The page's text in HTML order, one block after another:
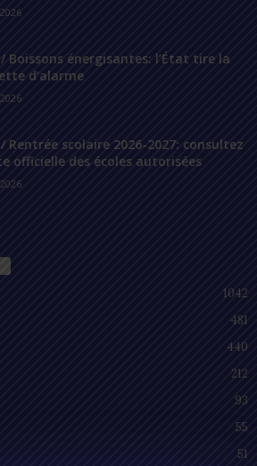
Boissons énergisantes: l’État tire la
d’alarme
Rentrée scolaire 2026-2027: consultez
officielle des écoles autorisées
1042
481
440
212
93
55
51